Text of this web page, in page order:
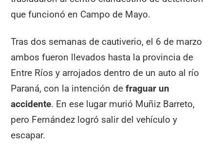
que funcionó en Campo de Mayo.
Tras dos semanas de cautiverio, el 6 de marzo
ambos fueron llevados hasta la provincia de
Entre Ríos y arrojados dentro de un auto al río
Paraná, con la intención defraguar un
accidente. En ese lugar murió Muñiz Barreto,
pero Fernández logró salir del vehículo y
escapar.